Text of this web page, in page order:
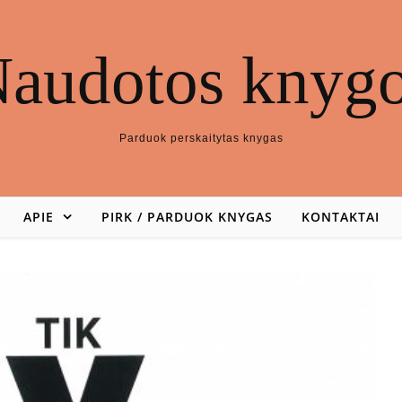
Parduok perskaitytas knygas
APIE PIRK / PARDUOK KNYGAS KONTAKTAI